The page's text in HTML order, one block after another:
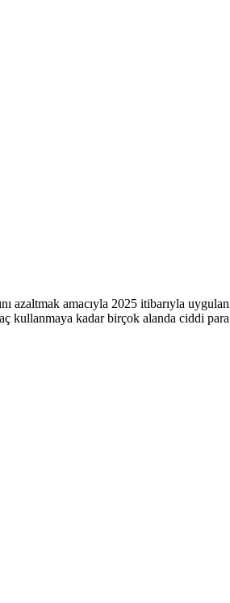
azaltmak amacıyla 2025 itibarıyla
kullanmaya kadar birçok alanda ciddi